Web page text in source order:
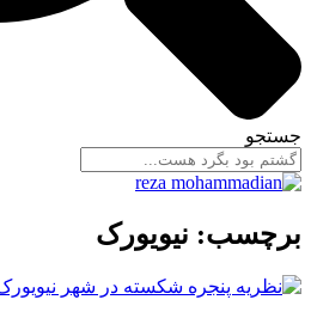
جستجو
برچسب: نیویورک